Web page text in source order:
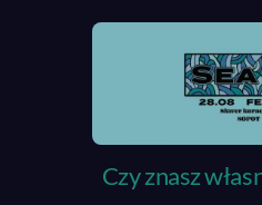
Czy znasz